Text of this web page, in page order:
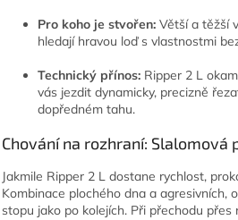
Pro koho je stvořen: Větší a těžší
hledají hravou loď s vlastnostmi
Technický přínos: Ripper 2 L
vás jezdit dynamicky, precizně
dopředném tahu.
Chování na rozhraní:
Jakmile Ripper 2 L dostane rychlost,
Kombinace plochého dna a agresivních,
stopu jako po kolejích. Při přechodu